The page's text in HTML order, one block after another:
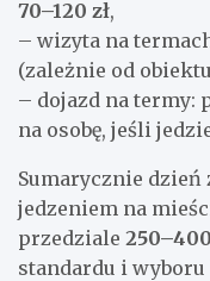
70–120 zł,
– wizyta na
(zależnie od
– dojazd na termy:
na osobę, jeśli
Sumarycznie
jedzeniem na
przedziale
standardu i